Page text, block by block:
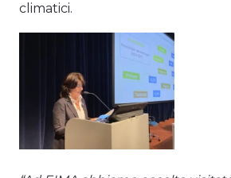
climatici.